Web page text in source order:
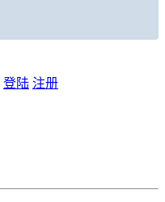
登陆 注册